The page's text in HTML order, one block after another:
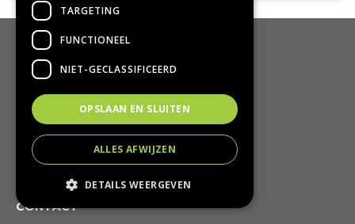
HANDIG
Retourbeleid
Algemene voorwaarden
Privacy Policy
Privacy statement
CONTACT
TARGETING
FUNCTIONEEL
NIET-GECLASSIFICEERD
OPSLAAN EN SLUITEN
ALLES AFWIJZEN
DETAILS WEERGEVEN